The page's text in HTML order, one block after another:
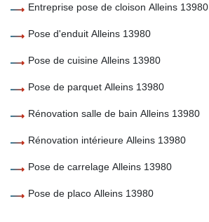
Entreprise pose de cloison Alleins 13980
Pose d'enduit Alleins 13980
Pose de cuisine Alleins 13980
Pose de parquet Alleins 13980
Rénovation salle de bain Alleins 13980
Rénovation intérieure Alleins 13980
Pose de carrelage Alleins 13980
Pose de placo Alleins 13980